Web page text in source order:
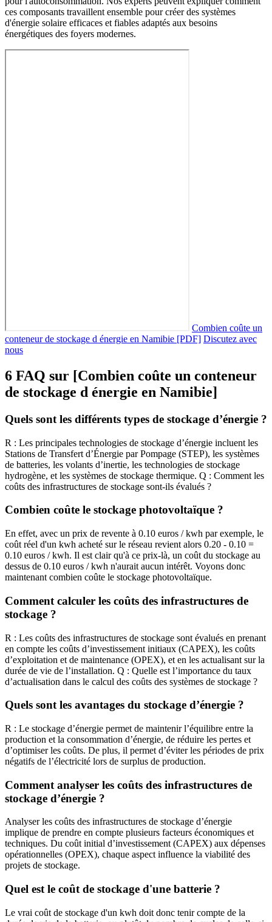
ces composants travaillent ensemble pour créer des systèmes
d'énergie solaire efficaces et fiables adaptés aux besoins
énergétiques des foyers modernes.
Combien coûte un
conteneur de stockage d énergie en Namibie [PDF] Discutez avec
nous
6 FAQ sur [Combien coûte un conteneur
de stockage d énergie en Namibie]
Quels sont les différents types de stockage d’énergie ?
R : Les principales technologies de stockage d’énergie incluent les
Stations de Transfert d’Énergie par Pompage (STEP), les systèmes
de batteries, les volants d’inertie, les technologies de stockage
hydrogène, et les systèmes de stockage thermique. Q : Comment les
coûts des infrastructures de stockage sont-ils évalués ?
Combien coûte le stockage photovoltaïque ?
En effet, avec un prix de revente à 0.10 euros / kwh par exemple, le
coût réel d'un kwh acheté sur le réseau revient alors 0.20 - 0.10 =
0.10 euros / kwh. Il est clair qu'à ce prix-là, un coût du stockage au
dessus de 0.10 euros / kwh n'aurait aucun intérêt. Voyons donc
maintenant combien coûte le stockage photovoltaïque.
Comment calculer les coûts des infrastructures de
stockage ?
R : Les coûts des infrastructures de stockage sont évalués en prenant
en compte les coûts d’investissement initiaux (CAPEX), les coûts
d’exploitation et de maintenance (OPEX), et en les actualisant sur la
durée de vie de l’installation. Q : Quelle est l’importance du taux
d’actualisation dans le calcul des coûts des systèmes de stockage ?
Quels sont les avantages du stockage d’énergie ?
R : Le stockage d’énergie permet de maintenir l’équilibre entre la
production et la consommation d’énergie, de réduire les pertes et
d’optimiser les coûts. De plus, il permet d’éviter les périodes de prix
négatifs de l’électricité lors de surplus de production.
Comment analyser les coûts des infrastructures de
stockage d’énergie ?
Analyser les coûts des infrastructures de stockage d’énergie
implique de prendre en compte plusieurs facteurs économiques et
techniques. Du coût initial d’investissement (CAPEX) aux dépenses
opérationnelles (OPEX), chaque aspect influence la viabilité des
projets de stockage.
Quel est le coût de stockage d'une batterie ?
Le vrai coût de stockage d'un kwh doit donc tenir compte de la